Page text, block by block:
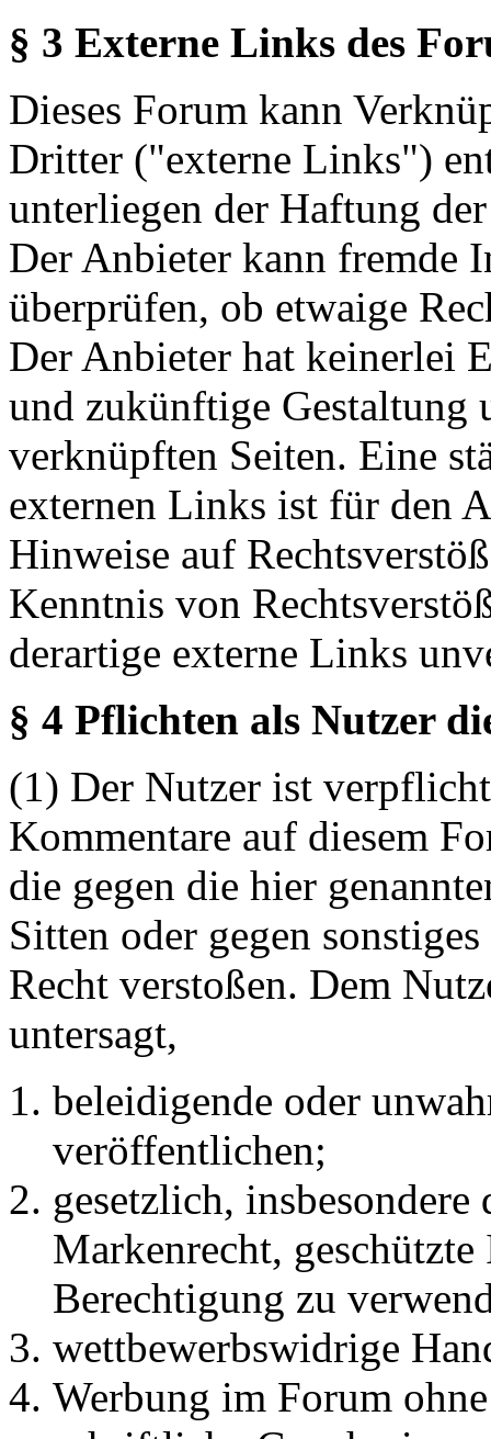
§ 3 Externe Links des
Dieses Forum kann
Dritter ("externe Links")
unterliegen der Haftung
Der Anbieter kann fremde
überprüfen, ob etwaige
Der Anbieter hat keinerlei
und zukünftige Gestaltung
verknüpften Seiten. Eine
externen Links ist für den
Hinweise auf
Kenntnis von
derartige externe Links
§ 4 Pflichten als Nutzer
(1) Der Nutzer ist
Kommentare auf diesem
die gegen die hier
Sitten oder gegen
Recht verstoßen. Dem
untersagt,
beleidigende oder
veröffentlichen;
gesetzlich,
Markenrecht, geschützte
Berechtigung zu
wettbewerbswidrige
Werbung im Forum